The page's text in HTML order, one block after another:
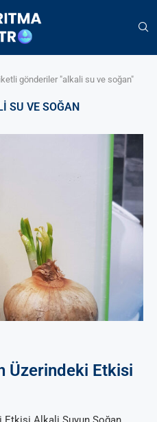
gönderiler "alkali su ve soğan"
SU VE SOĞAN
Üzerindeki Etkisi